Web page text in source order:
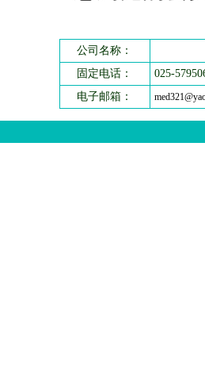
公司名称：
固定电话：
025-
电子邮箱：